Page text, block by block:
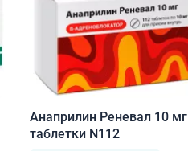
Анаприлин Реневал 10 мг
таблетки N112